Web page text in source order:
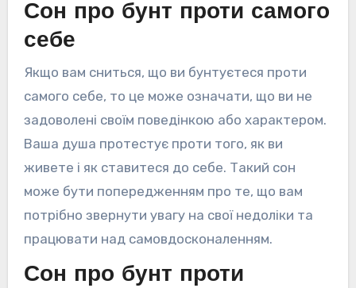
Сон про бунт проти самого
себе
Якщо вам сниться, що ви бунтуєтеся проти
самого себе, то це може означати, що ви не
задоволені своїм поведінкою або характером.
Ваша душа протестує проти того, як ви
живете і як ставитеся до себе. Такий сон
може бути попередженням про те, що вам
потрібно звернути увагу на свої недоліки та
працювати над самовдосконаленням.
Сон про бунт проти